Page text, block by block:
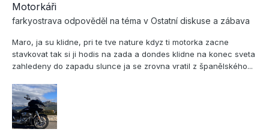
Motorkáři
farkyostrava odpověděl na téma v Ostatní diskuse a zábava
Maro, ja su klidne, pri te tve nature kdyz ti motorka zacne
stavkovat tak si ji hodis na zada a dondes klidne na konec sveta
zahledeny do zapadu slunce ja se zrovna vratil z španělského...